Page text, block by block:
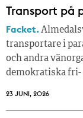
Transport på
Facket.
transportare i
och andra
demokratiska fri-
23 JUNI, 2026